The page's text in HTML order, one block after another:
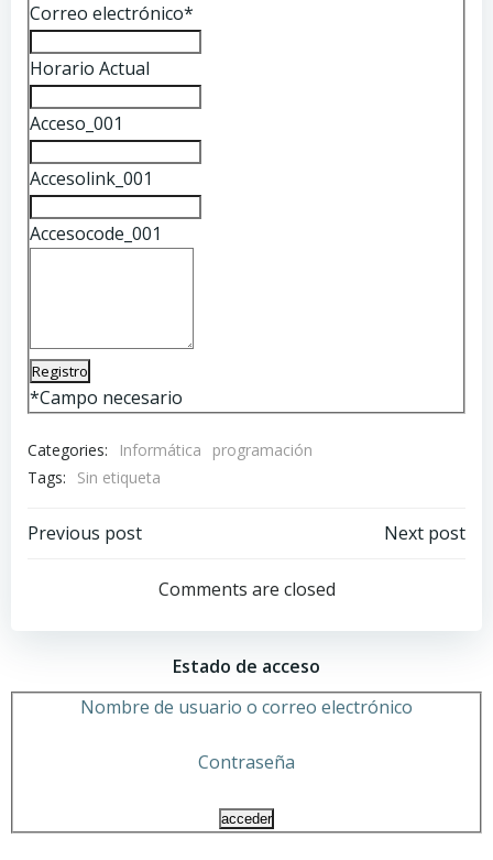
Correo electrónico*
Horario Actual
Acceso_001
Accesolink_001
Accesocode_001
*Campo necesario
Categories: Informática
programación
Tags:
Sin etiqueta
Navegación
las
entradas
Previous post
Navegación
por
las
entradas
Next post
Comments are closed
Estado de acceso
Nombre de usuario o correo electrónico
Contraseña